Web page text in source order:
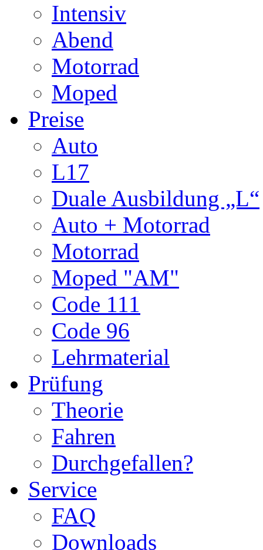
Intensiv
Abend
Motorrad
Moped
Preise
Auto
L17
Duale Ausbildung „L“
Auto + Motorrad
Motorrad
Moped "AM"
Code 111
Code 96
Lehrmaterial
Prüfung
Theorie
Fahren
Durchgefallen?
Service
FAQ
Downloads